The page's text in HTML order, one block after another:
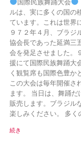
国際民族舞踊大会
ルは、実に多くの国の
ています。これは世界
９７２年４月、ブラジ
協会長であった延満三
会を発足させました。
援にて国際民族舞踊大
く観覧席も国際色豊か
この大会は毎年開催さ
ます。 当日は、舞踊
販売します。ブラジル
楽しみください。 多く
続き